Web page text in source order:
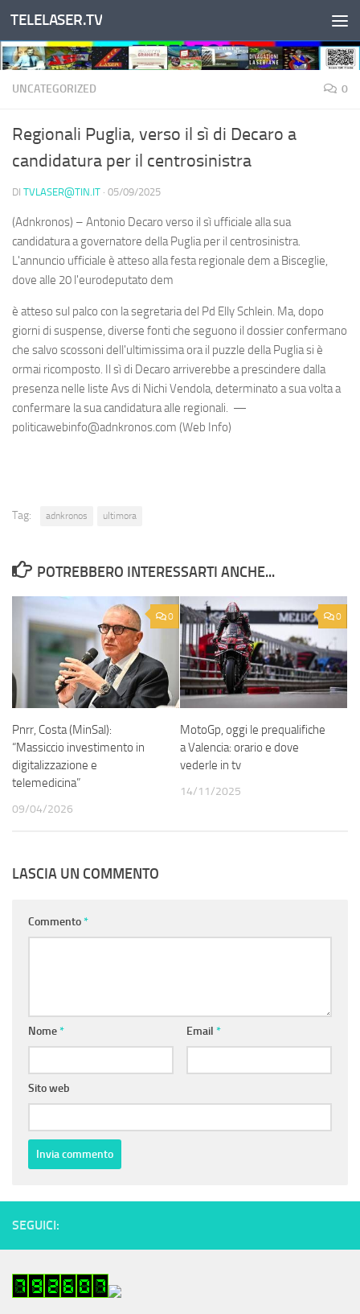
Salta al contenuto
TELELASER.TV
UNCATEGORIZED 0
Regionali Puglia, verso il sì di Decaro a
candidatura per il centrosinistra
DI TVLASER@TIN.IT · 05/09/2025
(Adnkronos) – Antonio Decaro verso il sì ufficiale alla sua
candidatura a governatore della Puglia per il centrosinistra.
L'annuncio ufficiale è atteso alla festa regionale dem a Bisceglie,
dove alle 20 l'eurodeputato dem
è atteso sul palco con la segretaria del Pd Elly Schlein. Ma, dopo
giorni di suspense, diverse fonti che seguono il dossier confermano
che salvo scossoni dell'ultimissima ora il puzzle della Puglia si è
ormai ricomposto. Il sì di Decaro arriverebbe a prescindere dalla
presenza nelle liste Avs di Nichi Vendola, determinato a sua volta a
confermare la sua candidatura alle regionali. —
politicawebinfo@adnkronos.com (Web Info)
Tag: adnkronos ultimora
POTREBBERO INTERESSARTI ANCHE...
0
Pnrr, Costa (MinSal):
“Massiccio investimento in
digitalizzazione e
telemedicina”
09/04/2026
0
MotoGp, oggi le prequalifiche
a Valencia: orario e dove
vederle in tv
14/11/2025
LASCIA UN COMMENTO
Commento*
Nome* Email *
Sito web
SEGUICI: